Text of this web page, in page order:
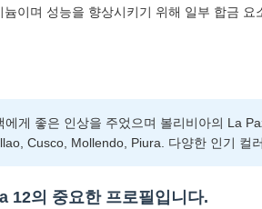
늄이며 성능을 향상시키기 위해 일부 합금
에게 좋은 인상을 주었으며 볼리비아의 La
Cusco, Mollendo, Piura. 다양한 인기 컬
12의 중요한 프로필입니다.